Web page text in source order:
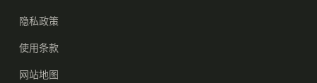
隐私政策
使用条款
网站地图